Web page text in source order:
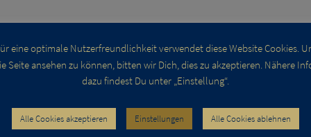
KÖNIG OPA I. UND DER
eine optimale Nutzerfreundlichkeit verwendet diese Website Cookies.
Seite ansehen zu können, bitten wir Dich, dies zu akzeptieren. Nähere
dazu findest Du unter „Einstellung“.
Alle Cookies akzeptieren Einstellungen Alle Cookies ablehnen